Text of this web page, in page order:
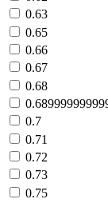
0.63
0.65
0.66
0.67
0.68
0.7
0.71
0.72
0.73
0.75